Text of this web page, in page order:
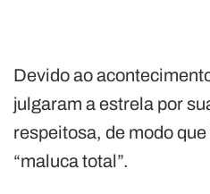
Devido ao
julgaram a estrela por
respeitosa, de modo
“maluca total”.